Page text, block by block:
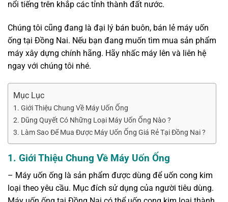
nổi tiếng trên khắp các tỉnh thành đất nước.
Chúng tôi cũng đang là đại lý bán buôn, bán lẻ máy uốn
ống tại Đồng Nai. Nếu bạn đang muốn tìm mua sản phẩm
máy xây dựng chính hãng. Hãy nhấc máy lên và liên hệ
ngay với chúng tôi nhé.
Mục Lục
1. Giới Thiệu Chung Về Máy Uốn Ống
2. Dũng Quyết Có Những Loại Máy Uốn Ống Nào ?
3. Làm Sao Để Mua Được Máy Uốn Ống Giá Rẻ Tại Đồng Nai ?
1. Giới Thiệu Chung Về Máy Uốn Ống
– Máy uốn ống là sản phẩm được dùng để uốn cong kim
loại theo yêu cầu. Mục đích sử dụng của người tiêu dùng.